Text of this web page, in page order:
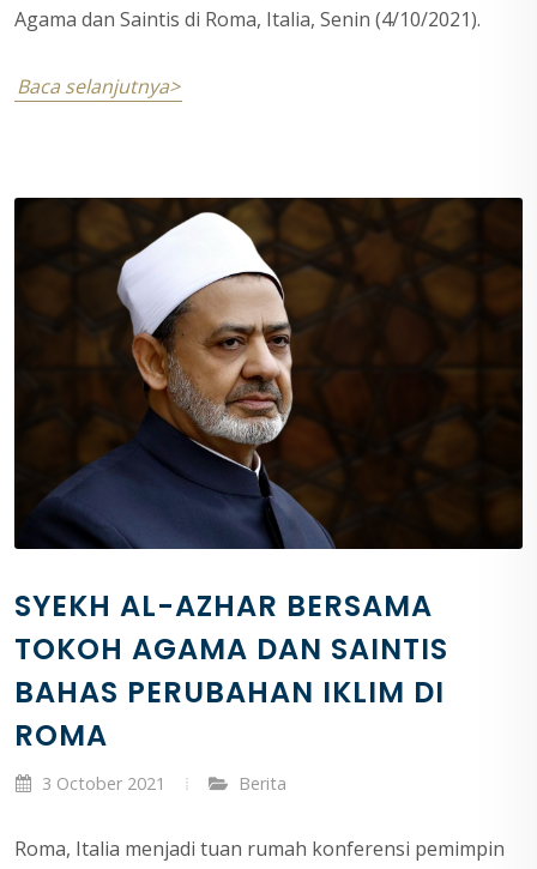
Agama dan Saintis di Roma, Italia, Senin (4/10/2021).
Baca selanjutnya>
SYEKH AL-AZHAR BERSAMA
TOKOH AGAMA DAN SAINTIS
BAHAS PERUBAHAN IKLIM DI
ROMA
3 October 2021 Berita
Roma, Italia menjadi tuan rumah konferensi pemimpin